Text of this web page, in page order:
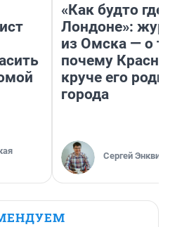
«Как будто
Лондоне»:
из Омска — о
почему
круче его
города
Сергей Энквист